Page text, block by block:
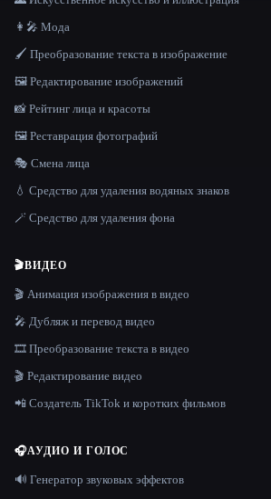
👩‍🎤 Мода
🖌️ Преобразование текста в изображение
🖼️ Редактирование изображений
📸 Рейтинг лица и красоты
🖼️ Реставрация фотографий
🎭 Смена лица
💧 Средство для удаления водяных знаков
🪄 Средство для удаления фона
🎬ВИДЕО
🎬 Анимация изображения в видео
🎤 Дубляж и перевод видео
🎞️ Преобразование текста в видео
🎬 Редактирование видео
📲 Создатель TikTok и коротких фильмов
🎧АУДИО И ГОЛОС
🔊 Генератор звуковых эффектов